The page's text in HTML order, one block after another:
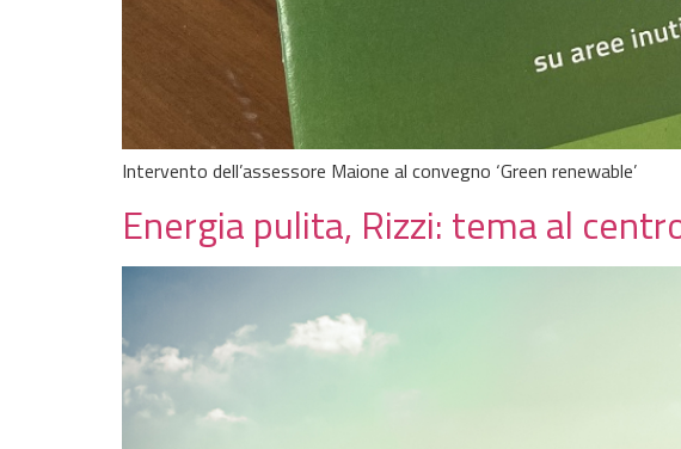
Intervento dell’assessore Maione al convegno ‘Green renewable’
Energia pulita, Rizzi: tema al